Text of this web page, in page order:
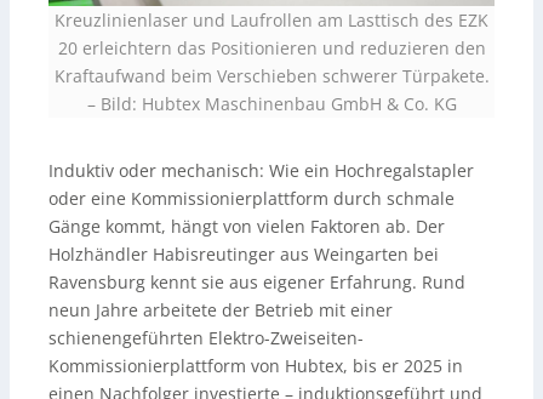
Kreuzlinienlaser und Laufrollen am Lasttisch des EZK
20 erleichtern das Positionieren und reduzieren den
Kraftaufwand beim Verschieben schwerer Türpakete.
– Bild: Hubtex Maschinenbau GmbH & Co. KG
Induktiv oder mechanisch: Wie ein Hochregalstapler
oder eine Kommissionierplattform durch schmale
Gänge kommt, hängt von vielen Faktoren ab. Der
Holzhändler Habisreutinger aus Weingarten bei
Ravensburg kennt sie aus eigener Erfahrung. Rund
neun Jahre arbeitete der Betrieb mit einer
schienengeführten Elektro-Zweiseiten-
Kommissionierplattform von Hubtex, bis er 2025 in
einen Nachfolger investierte – induktionsgeführt und